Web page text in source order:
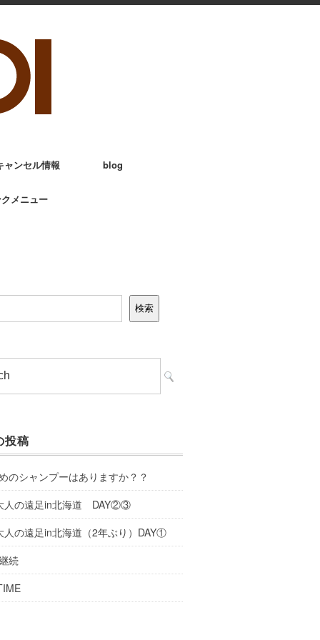
ャンセル情報 blog
クメニュー
検索
投稿
のシャンプーはありますか？？
人の遠足in北海道 DAY②③
人の遠足in北海道（2年ぶり）DAY①
続